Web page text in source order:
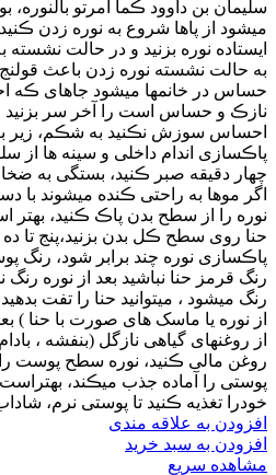
سلیمان بن داوود ڪما امرتو
میشود از پاها شروع به نوره زدن
ایستاده نوره بزنید و در حالت نشسته
به حالت نشسته نوره زدن باعث
حساس در خانمها میشود جاهای ڪه
نازڪ و حساس است را آخر سر
احساس سوزش نڪنید به شڪم، زیر
پاڪسازی اندام داخلی و سینه ها از
چهار دقیقه صبر ڪنید، بستگی به
اگر موها به راحتی ڪنده میشوند با
نوره را از سطح بدن پاڪ ڪنید، بهتر
حنا روی سطح ڪل بدن بزنید،پنج تا ده
پاڪسازی نوره چند برابر شود، رنگ
رنگ قرمز حنا نباشید بعد از نوره رنگ
رنگ میشود ، میتوانید حنا را تفت
از نوره یا ماسک های صورت با حنا )
از روغنهای گیاهی نازگل (بنفشه ،
روغن مالی ڪنید، نوره سطح پوست
پوستی را آماده جذب میڪند،
خودرا تغذیه ڪنید تا پوستی نرم،
افزودن به علاقه مندی
افزودن به سبد خرید
مشاهده سریع